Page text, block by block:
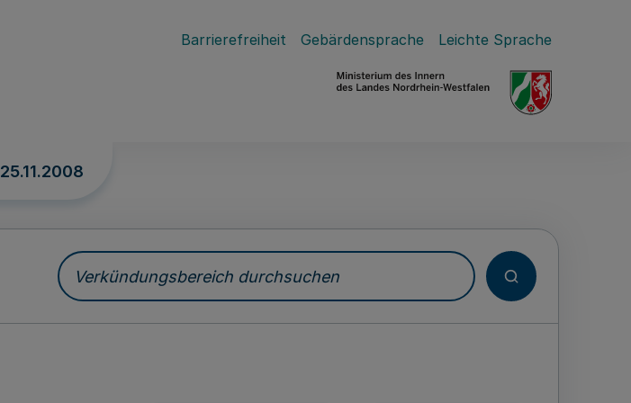
Barrierefreiheit Gebärdensprache Leichte Sprache
25.11.2008
Verkündungsbereich durchsuchen